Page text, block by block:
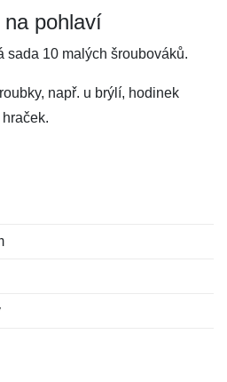
pohlaví
sada 10 malých šroubováků.
např. u brýlí, hodinek